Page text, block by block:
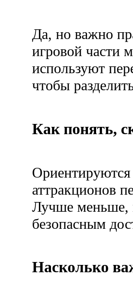
Да, но важно
игровой части
используют
чтобы
Как понять,
аттракционов
Лучше меньше,
безопасным
Насколько